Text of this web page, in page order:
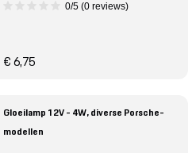
0/5 (0 reviews)
€ 6,75
Gloeilamp 12V - 4W, diverse Porsche-
modellen